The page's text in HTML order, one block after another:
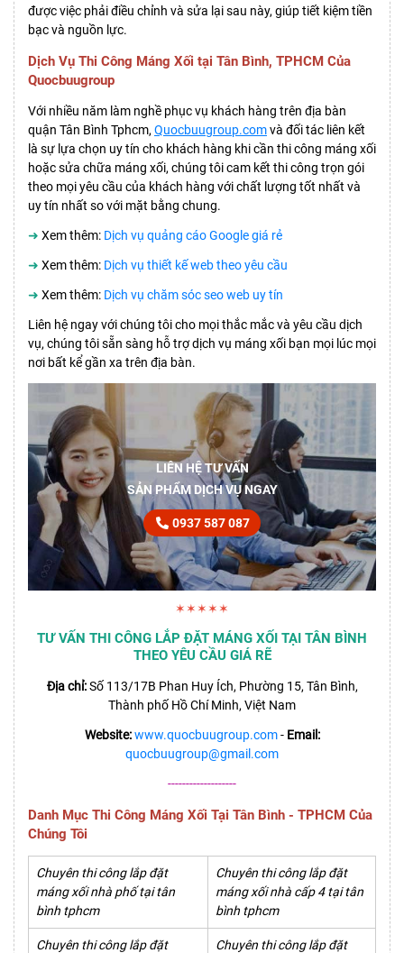
được việc phải điều chỉnh và sửa lại sau này, giúp tiết kiệm tiền
bạc và nguồn lực.
Dịch Vụ Thi Công Máng Xối tại Tân Bình, TPHCM Của
Quocbuugroup
Với nhiều năm làm nghề phục vụ khách hàng trên địa bàn
quận Tân Bình Tphcm, Quocbuugroup.comvà đối tác liên kết
là sự lựa chọn uy tín cho khách hàng khi cần thi công máng xối
hoặc sửa chữa máng xối, chúng tôi cam kết thi công trọn gói
theo mọi yêu cầu của khách hàng với chất lượng tốt nhất và
uy tín nhất so với mặt bằng chung.
➜ Xem thêm: Dịch vụ quảng cáo Google giá rẻ
➜ Xem thêm: Dịch vụ thiết kế web theo yêu cầu
➜ Xem thêm: Dịch vụ chăm sóc seo web uy tín
Liên hệ ngay với chúng tôi cho mọi thắc mắc và yêu cầu dịch
vụ, chúng tôi sẵn sàng hỗ trợ dịch vụ máng xối bạn mọi lúc mọi
nơi bất kể gần xa trên địa bàn.
LIÊN HỆ TƯ VẤN
SẢN PHẨM DỊCH VỤ NGAY
0937 587 087
✶✶✶✶✶
TƯ VẤN THI CÔNG LẮP ĐẶT MÁNG XỐI TẠI TÂN BÌNH
THEO YÊU CẦU GIÁ RẼ
Địa chỉ:Số 113/17B Phan Huy Ích, Phường 15, Tân Bình,
Thành phố Hồ Chí Minh, Việt Nam
Website: www.quocbuugroup.com- Email:
quocbuugroup@gmail.com
-------------------
Danh Mục Thi Công Máng Xối Tại Tân Bình - TPHCM Của
Chúng Tôi
Chuyên thi công lắp đặt
máng xối nhà phố tại tân
bình tphcm
Chuyên thi công lắp đặt
máng xối nhà cấp 4 tại tân
bình tphcm
Chuyên thi công lắp đặt
Chuyên thi công lắp đặt